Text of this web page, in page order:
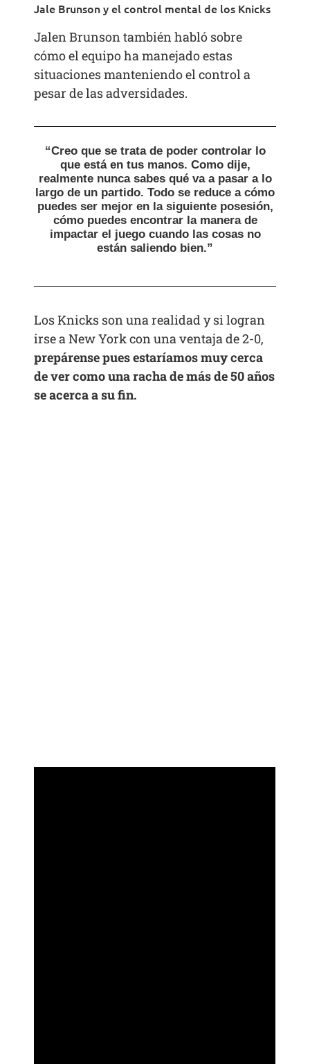
Jale Brunson y el control mental de los Knicks
Jalen Brunson también habló sobre
cómo el equipo ha manejado estas
situaciones manteniendo el control a
pesar de las adversidades.
“Creo que se trata de poder controlar lo
que está en tus manos. Como dije,
realmente nunca sabes qué va a pasar a lo
largo de un partido. Todo se reduce a cómo
puedes ser mejor en la siguiente posesión,
cómo puedes encontrar la manera de
impactar el juego cuando las cosas no
están saliendo bien.”
Los Knicks son una realidad y si logran
irse a New York con una ventaja de 2-0,
prepárense pues estaríamos muy cerca
de ver como una racha de más de 50 años
se acerca a su fin.